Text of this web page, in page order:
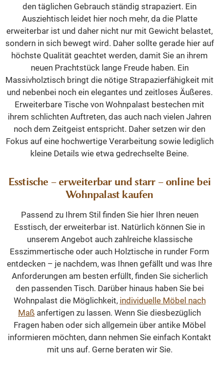
den täglichen Gebrauch ständig strapaziert. Ein
Ausziehtisch leidet hier noch mehr, da die Platte
erweiterbar ist und daher nicht nur mit Gewicht belastet,
sondern in sich bewegt wird. Daher sollte gerade hier auf
höchste Qualität geachtet werden, damit Sie an ihrem
neuen Prachtstück lange Freude haben. Ein
Massivholztisch bringt die nötige Strapazierfähigkeit mit
und nebenbei noch ein elegantes und zeitloses Äußeres.
Erweiterbare Tische von Wohnpalast bestechen mit
ihrem schlichten Auftreten, das auch nach vielen Jahren
noch dem Zeitgeist entspricht. Daher setzen wir den
Fokus auf eine hochwertige Verarbeitung sowie lediglich
kleine Details wie etwa gedrechselte Beine.
Esstische – erweiterbar und starr – online bei
Wohnpalast kaufen
Passend zu Ihrem Stil finden Sie hier Ihren neuen
Esstisch, der erweiterbar ist. Natürlich können Sie in
unserem Angebot auch zahlreiche klassische
Esszimmertische oder auch Holztische in runder Form
entdecken – je nachdem, was Ihnen gefällt und was Ihre
Anforderungen am besten erfüllt, finden Sie sicherlich
den passenden Tisch. Darüber hinaus haben Sie bei
Wohnpalast die Möglichkeit, individuelle Möbel nach
Maß anfertigen zu lassen. Wenn Sie diesbezüglich
Fragen haben oder sich allgemein über antike Möbel
informieren möchten, dann nehmen Sie einfach Kontakt
mit uns auf. Gerne beraten wir Sie.